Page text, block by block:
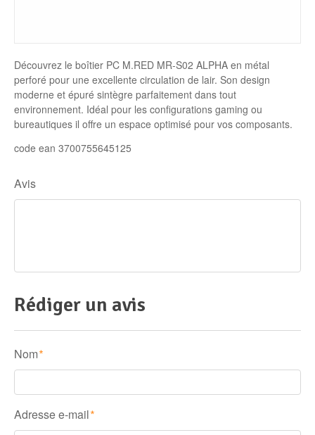
Découvrez le boîtier PC M.RED MR-S02 ALPHA en métal
perforé pour une excellente circulation de lair. Son design
moderne et épuré sintègre parfaitement dans tout
environnement. Idéal pour les configurations gaming ou
bureautiques il offre un espace optimisé pour vos composants.
code ean 3700755645125
Avis
Rédiger un avis
Nom *
Adresse e-mail *